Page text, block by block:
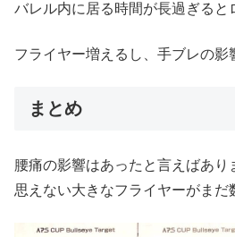
バレル内に居る時間が長過ぎると
フライヤー増えるし、手ブレの影
まとめ
腰痛の影響はあったと言えばあり
思えない大きなフライヤーがまだ